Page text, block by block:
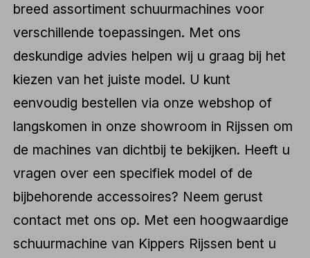
breed assortiment schuurmachines voor
verschillende toepassingen. Met ons
deskundige advies helpen wij u graag bij het
kiezen van het juiste model. U kunt
eenvoudig bestellen via onze webshop of
langskomen in onze showroom in Rijssen om
de machines van dichtbij te bekijken. Heeft u
vragen over een specifiek model of de
bijbehorende accessoires? Neem gerust
contact met ons op. Met een hoogwaardige
schuurmachine van Kippers Rijssen bent u